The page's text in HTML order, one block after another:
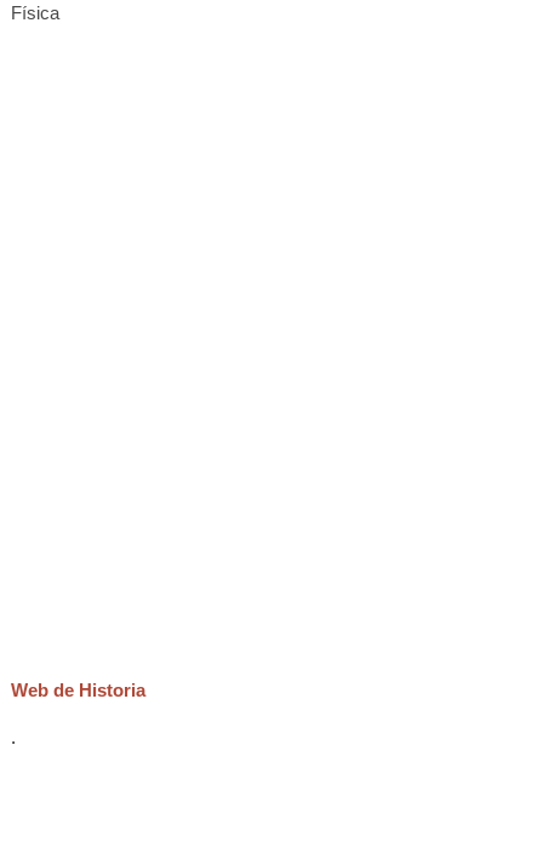
Física
Web de Historia
.